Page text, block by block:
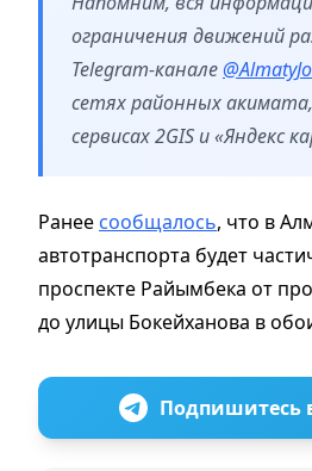
ограничения движений
Telegram-канале
сетях районных
сервисах 2GIS и «Яндекс
Ранее сообщалось, что в
автотранспорта будет
проспекте Райымбека от
до улицы Бокейханова в
Подпишитесь